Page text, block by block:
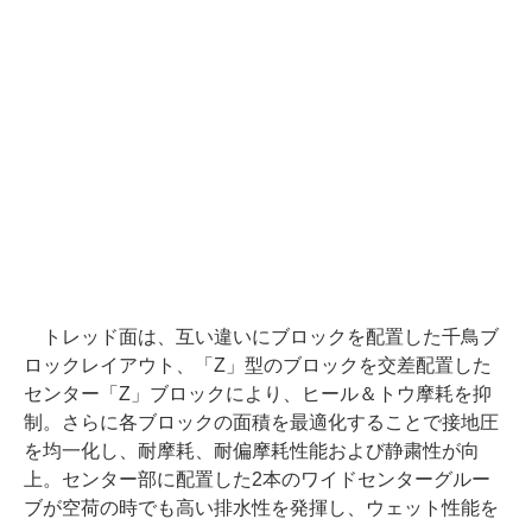
トレッド面は、互い違いにブロックを配置した千鳥ブ
ロックレイアウト、「Z」型のブロックを交差配置した
センター「Z」ブロックにより、ヒール＆トウ摩耗を抑
制。さらに各ブロックの面積を最適化することで接地圧
を均一化し、耐摩耗、耐偏摩耗性能および静粛性が向
上。センター部に配置した2本のワイドセンターグルー
ブが空荷の時でも高い排水性を発揮し、ウェット性能を